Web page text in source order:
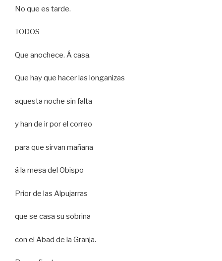
No que es tarde.
TODOS
Que anochece. Á casa.
Que hay que hacer las longanizas
aquesta noche sin falta
y han de ir por el correo
para que sirvan mañana
á la mesa del Obispo
Prior de las Alpujarras
que se casa su sobrina
con el Abad de la Granja.